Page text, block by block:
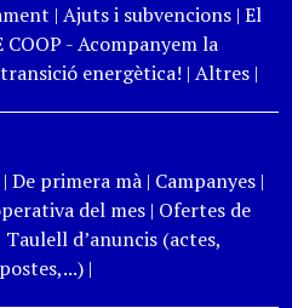
| Ajuts i subvencions| El
COOP - Acompanyem la
energètica! | Altres|
De primera mà| Campanyes|
del mes| Ofertes de
Taulell d’anuncis (actes,
|